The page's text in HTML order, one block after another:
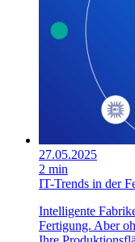
27.05.2025
2 min
IT-Trends in der
Intelligente
Fertigung. Aber